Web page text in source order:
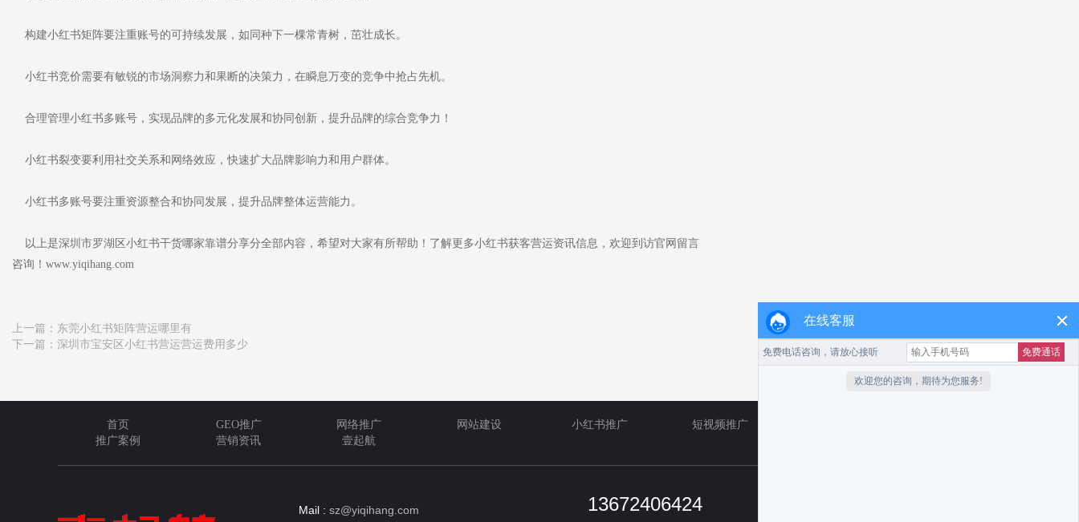
构建小红书矩阵要注重账号的可持续发展，如同种下一棵常青树，茁壮成长。
小红书竞价需要有敏锐的市场洞察力和果断的决策力，在瞬息万变的竞争中抢占先机。
合理管理小红书多账号，实现品牌的多元化发展和协同创新，提升品牌的综合竞争力！
小红书裂变要利用社交关系和网络效应，快速扩大品牌影响力和用户群体。
小红书多账号要注重资源整合和协同发展，提升品牌整体运营能力。
以上是深圳市罗湖区小红书干货哪家靠谱分享分全部内容，希望对大家有所帮助！了解更多小红书获客营运资讯信息，欢迎到访官网留言
咨询！www.yiqihang.com
上一篇： 东莞小红书矩阵营运哪里有
下一篇： 深圳市宝安区小红书营运营运费用多少
首页 GEO推广 网络推广 网站建设 小红书推广 短视频推广
推广案例
营销资讯 壹起航
Mail : sz@yiqihang.com 13672406424
在线客服